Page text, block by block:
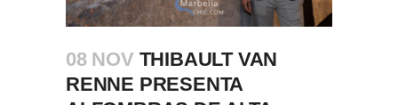
08 NOV THIBAULT VAN
RENNE PRESENTA